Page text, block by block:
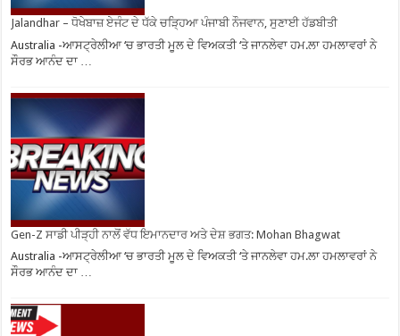
Jalandhar – ਧੋਖੇਬਾਜ਼ ਏਜੰਟ ਦੇ ਧੱਕੇ ਚੜ੍ਹਿਆ ਪੰਜਾਬੀ ਨੌਜਵਾਨ, ਸੁਣਾਈ ਹੱਡਬੀਤੀ
Australia -ਆਸਟ੍ਰੇਲੀਆ ‘ਚ ਭਾਰਤੀ ਮੂਲ ਦੇ ਵਿਅਕਤੀ ‘ਤੇ ਜਾਨਲੇਵਾ ਹਮ.ਲਾ ਹਮਲਾਵਰਾਂ ਨੇ
ਸੌਰਭ ਆਨੰਦ ਦਾ …
Gen-Z ਸਾਡੀ ਪੀੜ੍ਹੀ ਨਾਲੋਂ ਵੱਧ ਇਮਾਨਦਾਰ ਅਤੇ ਦੇਸ਼ ਭਗਤ: Mohan Bhagwat
Australia -ਆਸਟ੍ਰੇਲੀਆ ‘ਚ ਭਾਰਤੀ ਮੂਲ ਦੇ ਵਿਅਕਤੀ ‘ਤੇ ਜਾਨਲੇਵਾ ਹਮ.ਲਾ ਹਮਲਾਵਰਾਂ ਨੇ
ਸੌਰਭ ਆਨੰਦ ਦਾ …